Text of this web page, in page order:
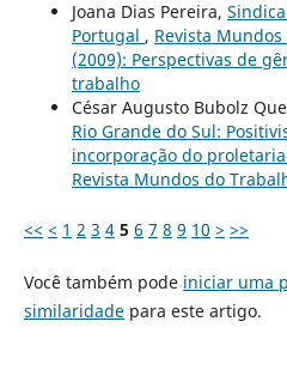
Joana Dias Pereira,
Portugal , Revista
(2009): Perspectivas de
trabalho
César Augusto Bubolz
Rio Grande do Sul:
incorporação do
Revista Mundos do
<< < 1 2 3 4 5 6 7 8 9 10 > >>
Você também pode iniciar uma
similaridadepara este artigo.